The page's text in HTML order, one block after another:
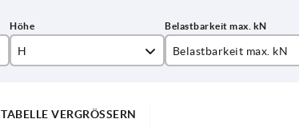
H
20
Belastbarkeit max. kN
TABELLE VERGRÖSSERN